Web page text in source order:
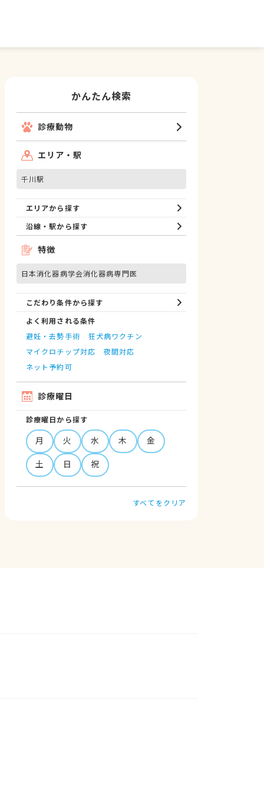
かんたん検索
診療動物
エリア・駅
千川駅
エリアから探す
沿線・駅から探す
特徴
日本消化器病学会消化器病専門医
こだわり条件から探す
よく利用される条件
避妊・去勢手術
狂犬病ワクチン
マイクロチップ対応
夜間対応
ネット予約可
診療曜日
診療曜日から探す
月 火 水 木
金
土
日 祝
すべてをクリア